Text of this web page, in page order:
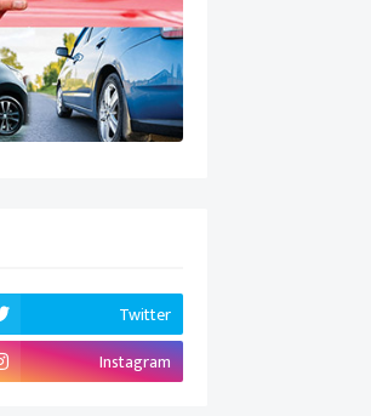
Twitter
Instagram